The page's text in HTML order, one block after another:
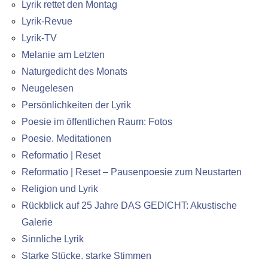
Lyrik rettet den Montag
Lyrik-Revue
Lyrik-TV
Melanie am Letzten
Naturgedicht des Monats
Neugelesen
Persönlichkeiten der Lyrik
Poesie im öffentlichen Raum: Fotos
Poesie. Meditationen
Reformatio | Reset
Reformatio | Reset – Pausenpoesie zum Neustarten
Religion und Lyrik
Rückblick auf 25 Jahre DAS GEDICHT: Akustische
Galerie
Sinnliche Lyrik
Starke Stücke, starke Stimmen